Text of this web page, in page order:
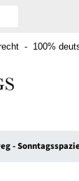
- 100%
-